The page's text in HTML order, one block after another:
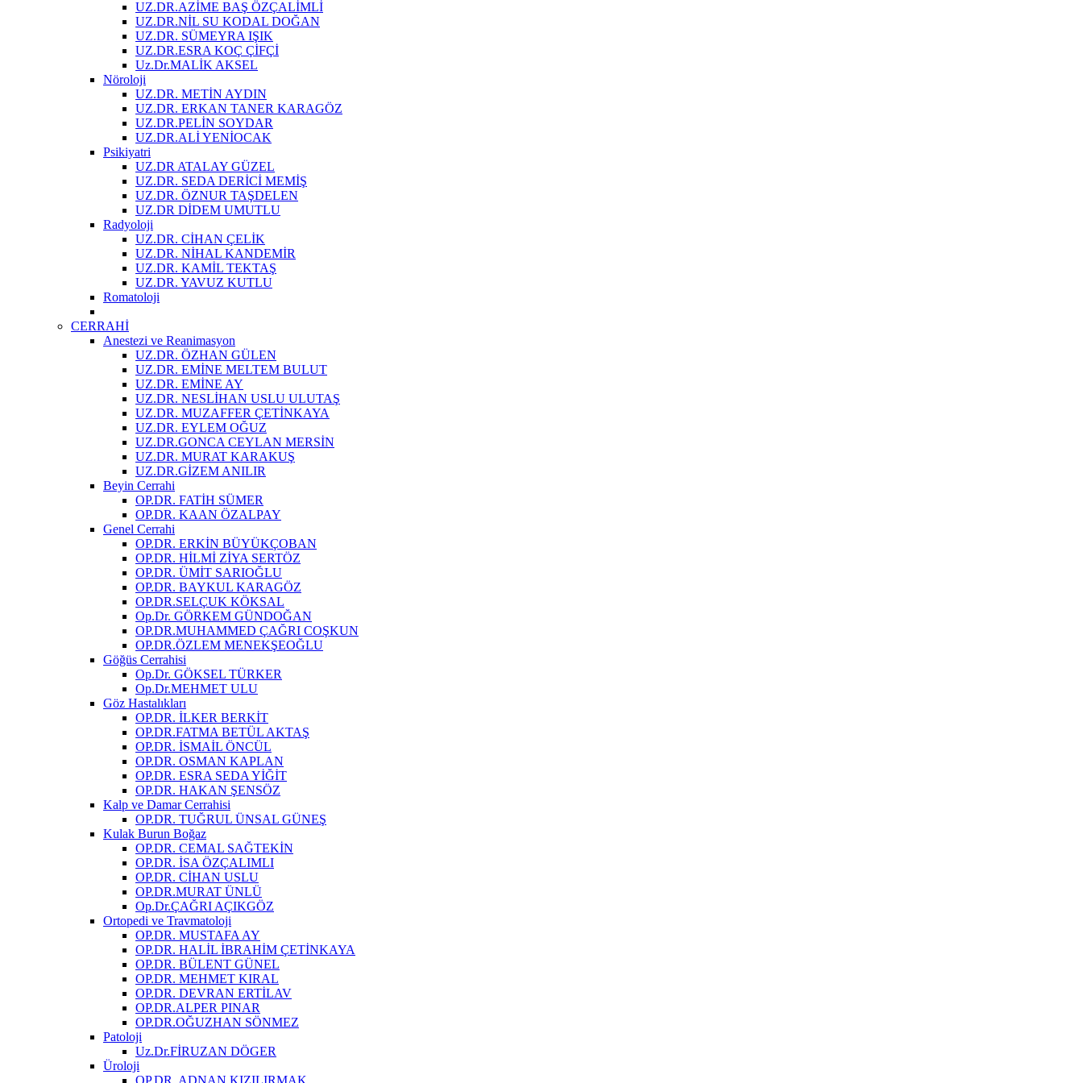
UZ.DR.AZİME BAŞ ÖZÇALİMLİ
UZ.DR.NİL SU KODAL DOĞAN
UZ.DR. SÜMEYRA IŞIK
UZ.DR.ESRA KOÇ ÇİFÇİ
Uz.Dr.MALİK AKSEL
Nöroloji
UZ.DR. METİN AYDIN
UZ.DR. ERKAN TANER KARAGÖZ
UZ.DR.PELİN SOYDAR
UZ.DR.ALİ YENİOCAK
Psikiyatri
UZ.DR ATALAY GÜZEL
UZ.DR. SEDA DERİCİ MEMİŞ
UZ.DR. ÖZNUR TAŞDELEN
UZ.DR DİDEM UMUTLU
Radyoloji
UZ.DR. CİHAN ÇELİK
UZ.DR. NİHAL KANDEMİR
UZ.DR. KAMİL TEKTAŞ
UZ.DR. YAVUZ KUTLU
Romatoloji
CERRAHİ
Anestezi ve Reanimasyon
UZ.DR. ÖZHAN GÜLEN
UZ.DR. EMİNE MELTEM BULUT
UZ.DR. EMİNE AY
UZ.DR. NESLİHAN USLU ULUTAŞ
UZ.DR. MUZAFFER ÇETİNKAYA
UZ.DR. EYLEM OĞUZ
UZ.DR.GONCA CEYLAN MERSİN
UZ.DR. MURAT KARAKUŞ
UZ.DR.GİZEM ANILIR
Beyin Cerrahi
OP.DR. FATİH SÜMER
OP.DR. KAAN ÖZALPAY
Genel Cerrahi
OP.DR. ERKİN BÜYÜKÇOBAN
OP.DR. HİLMİ ZİYA SERTÖZ
OP.DR. ÜMİT SARIOĞLU
OP.DR. BAYKUL KARAGÖZ
OP.DR.SELÇUK KÖKSAL
Op.Dr. GÖRKEM GÜNDOĞAN
OP.DR.MUHAMMED ÇAĞRI COŞKUN
OP.DR.ÖZLEM MENEKŞEOĞLU
Göğüs Cerrahisi
Op.Dr. GÖKSEL TÜRKER
Op.Dr.MEHMET ULU
Göz Hastalıkları
OP.DR. İLKER BERKİT
OP.DR.FATMA BETÜL AKTAŞ
OP.DR. İSMAİL ÖNCÜL
OP.DR. OSMAN KAPLAN
OP.DR. ESRA SEDA YİĞİT
OP.DR. HAKAN ŞENSÖZ
Kalp ve Damar Cerrahisi
OP.DR. TUĞRUL ÜNSAL GÜNEŞ
Kulak Burun Boğaz
OP.DR. CEMAL SAĞTEKİN
OP.DR. İSA ÖZÇALIMLI
OP.DR. CİHAN USLU
OP.DR.MURAT ÜNLÜ
Op.Dr.ÇAĞRI AÇIKGÖZ
Ortopedi ve Travmatoloji
OP.DR. MUSTAFA AY
OP.DR. HALİL İBRAHİM ÇETİNKAYA
OP.DR. BÜLENT GÜNEL
OP.DR. MEHMET KIRAL
OP.DR. DEVRAN ERTİLAV
OP.DR.ALPER PINAR
OP.DR.OĞUZHAN SÖNMEZ
Patoloji
Uz.Dr.FİRUZAN DÖGER
Üroloji
OP.DR. ADNAN KIZILIRMAK